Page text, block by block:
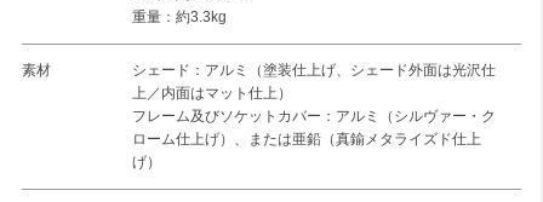
重量：約3.3kg
素材
シェード：アルミ（塗装仕上げ、シェード外面は光沢仕
上／内面はマット仕上）
フレーム及びソケットカバー：アルミ（シルヴァー・ク
ローム仕上げ）、または亜鉛（真鍮メタライズド仕上
げ）